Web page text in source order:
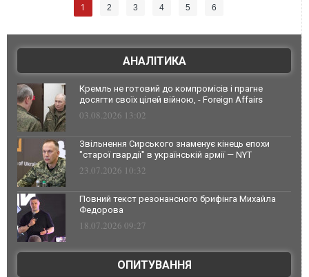
1 2 3 4 5 6
АНАЛІТИКА
Кремль не готовий до компромісів і прагне
досягти своїх цілей війною, - Foreign Affairs
03.08.2026 13:02
Звільнення Сирського знаменує кінець епохи
"старої гвардії" в українській армії — NYT
23.07.2026 10:32
Повний текст резонансного брифінга Михайла
Федорова
18.07.2026 09:27
ОПИТУВАННЯ